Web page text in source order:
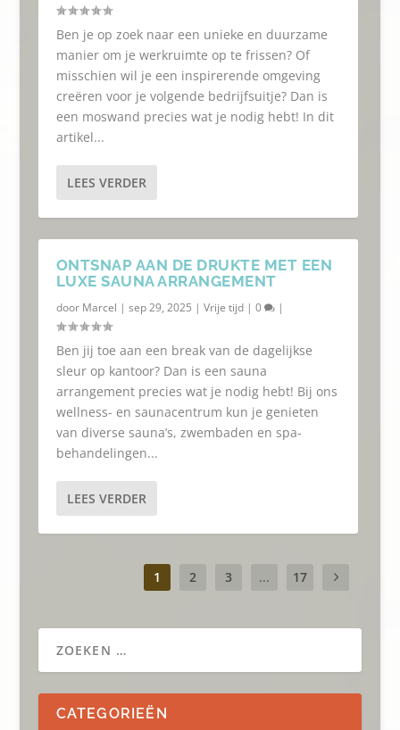
Ben je op zoek naar een unieke en duurzame
manier om je werkruimte op te frissen? Of
misschien wil je een inspirerende omgeving
creëren voor je volgende bedrijfsuitje? Dan is
een moswand precies wat je nodig hebt! In dit
artikel...
LEES VERDER
ONTSNAP AAN DE DRUKTE MET EEN
LUXE SAUNA ARRANGEMENT
door Marcel | sep 29, 2025 | Vrije tijd| 0 |
Ben jij toe aan een break van de dagelijkse
sleur op kantoor? Dan is een sauna
arrangement precies wat je nodig hebt! Bij ons
wellness- en saunacentrum kun je genieten
van diverse sauna’s, zwembaden en spa-
behandelingen...
LEES VERDER
1 2 3 ... 17
CATEGORIEËN